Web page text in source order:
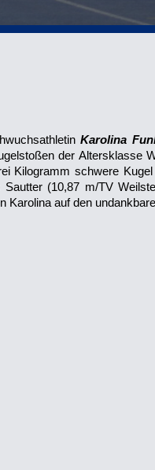
Karolina
der Altersklasse
Kilogramm schwere
(10,87 m/TV
Karolina auf den